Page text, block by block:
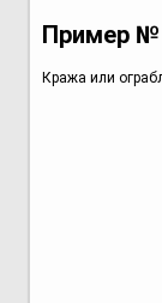
Пример №
Кража или